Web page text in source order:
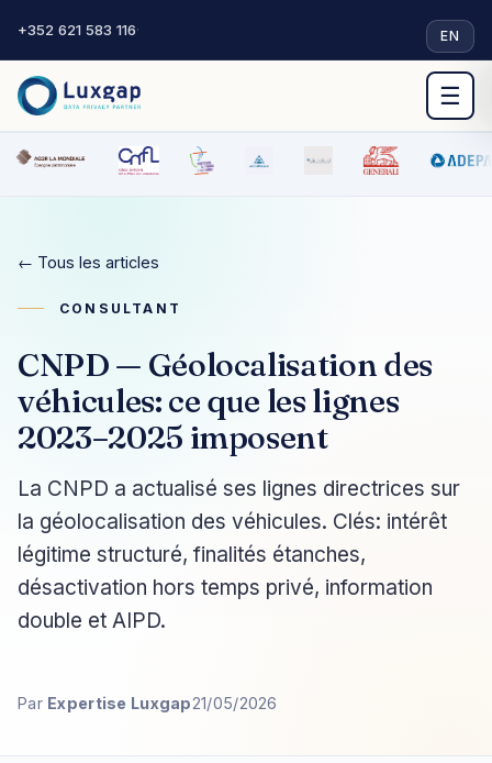
+352 621 583 116· EN
☰
← Tous les articles
CONSULTANT
CNPD — Géolocalisation des
véhicules: ce que les lignes
2023–2025 imposent
La CNPD a actualisé ses lignes directrices sur
la géolocalisation des véhicules. Clés: intérêt
légitime structuré, finalités étanches,
désactivation hors temps privé, information
double et AIPD.
Par Expertise Luxgap21/05/2026